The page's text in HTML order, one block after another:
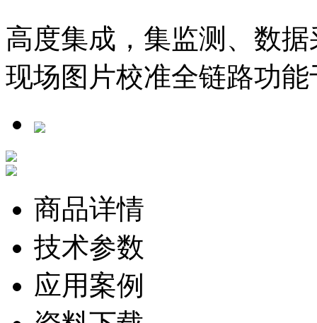
高度集成，集监测、数
现场图片校准全链路功能
商品详情
技术参数
应用案例